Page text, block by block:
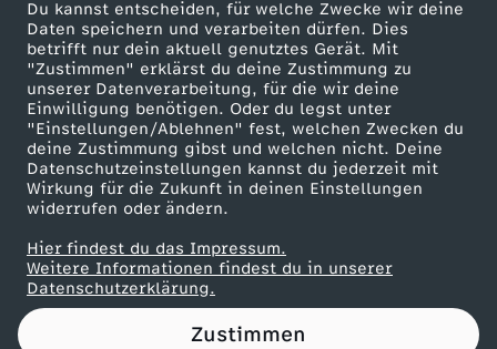
Du kannst entscheiden, für welche Zwecke wir deine
Daten speichern und verarbeiten dürfen. Dies
betrifft nur dein aktuell genutztes Gerät. Mit
"Zustimmen" erklärst du deine Zustimmung zu
unserer Datenverarbeitung, für die wir deine
Einwilligung benötigen. Oder du legst unter
"Einstellungen/Ablehnen" fest, welchen Zwecken du
deine Zustimmung gibst und welchen nicht. Deine
Datenschutzeinstellungen kannst du jederzeit mit
Wirkung für die Zukunft in deinen Einstellungen
widerrufen oder ändern.
Hier findest du das Impressum.
Weitere Informationen findest du in unserer
Datenschutzerklärung.
Zustimmen
u
e
n
S
i
c
ZDF goes Schule
Werbefernsehen
Mainzelmännchen
Partner